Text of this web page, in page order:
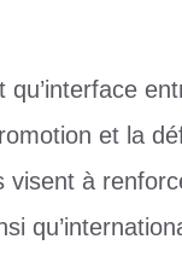
qu’interface
et la
visent à